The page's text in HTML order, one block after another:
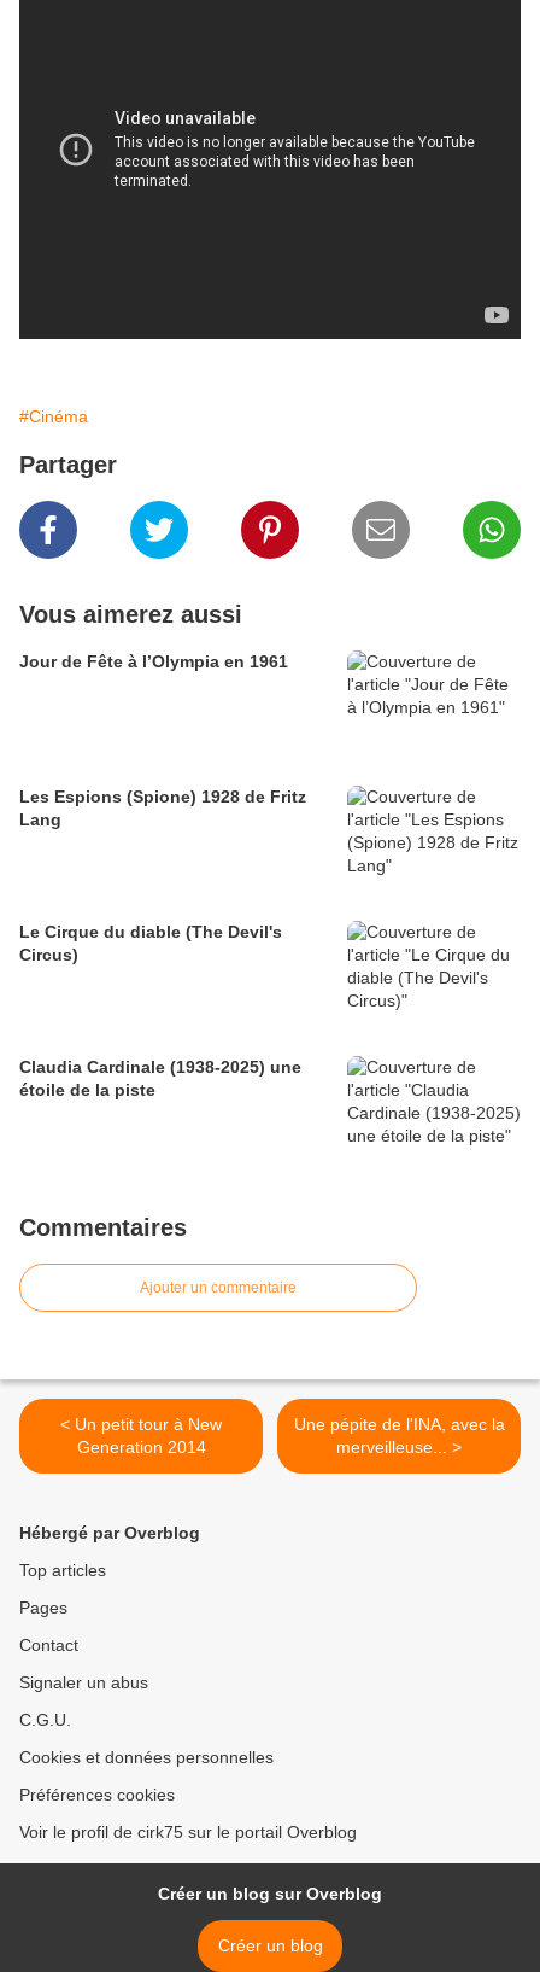
#Cinéma
Partager
Vous aimerez aussi
Jour de Fête à l’Olympia en 1961
Les Espions (Spione) 1928 de Fritz
Lang
Le Cirque du diable (The Devil's
Circus)
Claudia Cardinale (1938-2025) une
étoile de la piste
Commentaires
Ajouter un commentaire
< Un petit tour à New
Generation 2014
Une pépite de l'INA, avec la
merveilleuse... >
Hébergé par Overblog
Top articles
Pages
Contact
Signaler un abus
C.G.U.
Cookies et données personnelles
Préférences cookies
Voir le profil de cirk75 sur le portail Overblog
Créer un blog sur Overblog
Créer un blog